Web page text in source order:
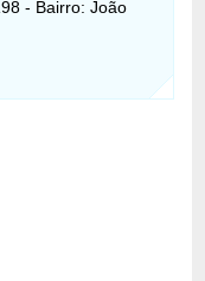
- Bairro: João